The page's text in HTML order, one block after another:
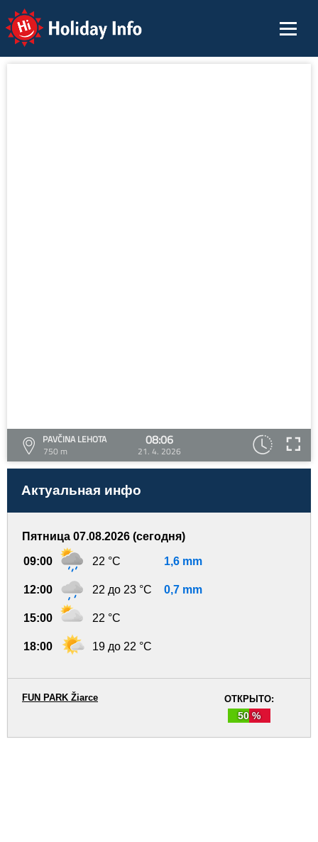
Holiday Info
PAVČINA LEHOTA
750 m
08:06
21. 4. 2026
Актуальная инфо
Пятница 07.08.2026 (сегодня)
09:00 22 °C 1,6 mm
12:00 22 до 23 °C 0,7 mm
15:00 22 °C
18:00 19 до 22 °C
ОТКРЫТО:
50 %
FUN PARK Žiarce